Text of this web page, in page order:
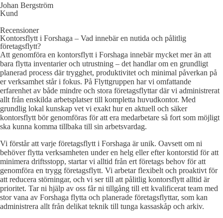
Johan Bergström
Kund
Recensioner
Kontorsflytt i Forshaga – Vad innebär en nutida och pålitlig
företagsflytt?
Att genomföra en kontorsflytt i Forshaga innebär mycket mer än att
bara flytta inventarier och utrustning – det handlar om en grundligt
planerad process där trygghet, produktivitet och minimal påverkan på
er verksamhet står i fokus. På Flyttgruppen har vi omfattande
erfarenhet av både mindre och stora företagsflyttar där vi administrerat
allt från enskilda arbetsplatser till kompletta huvudkontor. Med
grundlig lokal kunskap vet vi exakt hur en aktuell och säker
kontorsflytt bör genomföras för att era medarbetare så fort som möjligt
ska kunna komma tillbaka till sin arbetsvardag.
Vi förstår att varje företagsflytt i Forshaga är unik. Oavsett om ni
behöver flytta verksamheten under en helg eller efter kontorstid för att
minimera driftsstopp, startar vi alltid från ert företags behov för att
genomföra en trygg företagsflytt. Vi arbetar flexibelt och proaktivt för
att reducera störningar, och vi ser till att pålitlig kontorsflytt alltid är
prioritet. Tar ni hjälp av oss får ni tillgång till ett kvalificerat team med
stor vana av Forshaga flytta och planerade företagsflyttar, som kan
administrera allt från delikat teknik till tunga kassaskåp och arkiv.